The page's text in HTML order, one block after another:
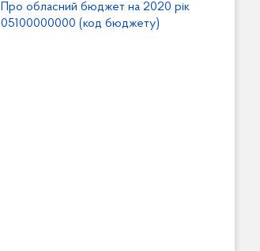
Про обласний бюджет на 2020 рік
05100000000 (код бюджету)